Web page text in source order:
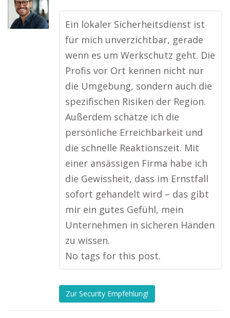
Ein lokaler Sicherheitsdienst ist
für mich unverzichtbar, gerade
wenn es um Werkschutz geht. Die
Profis vor Ort kennen nicht nur
die Umgebung, sondern auch die
spezifischen Risiken der Region.
Außerdem schätze ich die
persönliche Erreichbarkeit und
die schnelle Reaktionszeit. Mit
einer ansässigen Firma habe ich
die Gewissheit, dass im Ernstfall
sofort gehandelt wird – das gibt
mir ein gutes Gefühl, mein
Unternehmen in sicheren Händen
zu wissen.
No tags for this post.
Zur Security Empfehlung!